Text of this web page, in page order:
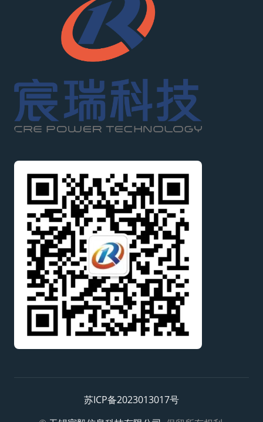
苏ICP备2023013017号